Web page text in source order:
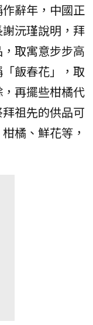
辭年，中國正
沅瑾說明，拜
取寓意步步高
飯春花」，取
再擺些柑橘代
祖先的供品可
橘、鮮花等，